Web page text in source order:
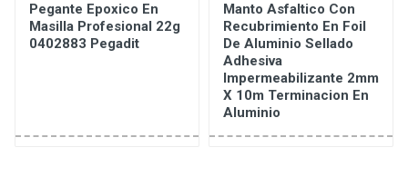
Pegante Epoxico En
Masilla Profesional 22g
0402883 Pegadit
Manto Asfaltico Con
Recubrimiento En Foil
De Aluminio Sellado
Adhesiva
Impermeabilizante 2mm
X 10m Terminacion En
Aluminio